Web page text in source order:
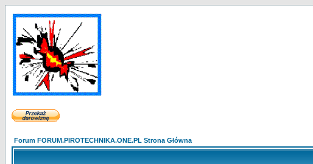
Forum FORUM.PIROTECHNIKA.ONE.PL Strona Główna